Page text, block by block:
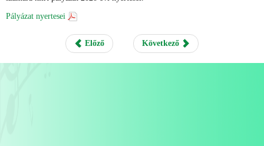
Pályázat nyertesei
Előző Következő